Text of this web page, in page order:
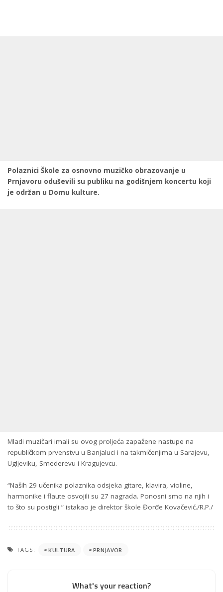
Polaznici Škole za osnovno muzičko obrazovanje u
Prnjavoru oduševili su publiku na godišnjem koncertu koji
je održan u Domu kulture.
Mladi muzičari imali su ovog proljeća zapažene nastupe na
republičkom prvenstvu u Banjaluci i na takmičenjima u Sarajevu,
Ugljeviku, Smederevu i Kragujevcu.
“Naših 29 učenika polaznika odsjeka gitare, klavira, violine,
harmonike i flaute osvojili su 27 nagrada. Ponosni smo na njih i
to što su postigli ” istakao je direktor škole Đorđe Kovačević./R.P./
TAGS: KULTURA PRNJAVOR
What's your reaction?